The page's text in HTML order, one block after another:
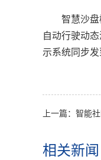
智慧沙盘
自动行驶动
示系统同步发
上一篇： 智能
相关新闻